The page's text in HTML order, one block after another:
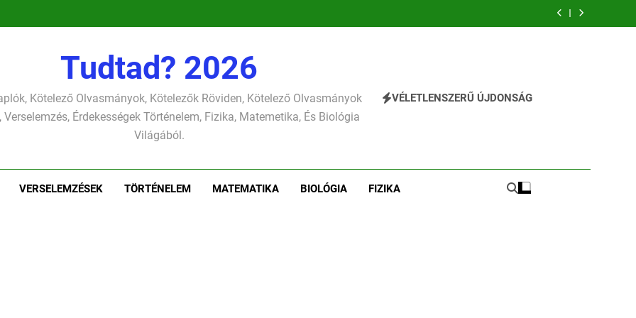
Tudtad? 2026
Kötelező Olvasmányok, Kötelezők Röviden, Kötelező Olvasmányok
Verselemzés, Érdekességek Történelem, Fizika, Matemetika, És Biológia
Világából.
VÉLETLENSZERŰ ÚJDONSÁG
VERSELEMZÉSEK TÖRTÉNELEM MATEMATIKA BIOLÓGIA FIZIKA